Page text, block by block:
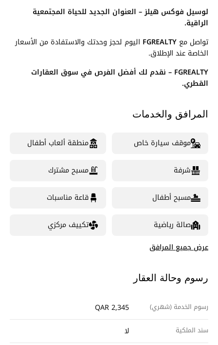
لوسيل فوكس هيلز – العنوان الجديد للحياة المجتمعية
الراقية.
تواصل مع FGREALTY اليوم لحجز وحدتك والاستفادة من الأسعار
الخاصة عند الإطلاق.
FGREALTY – نقدم لك أفضل الفرص في سوق العقارات
القطري.
المرافق والخدمات
موقف سيارة خاص منطقة ألعاب أطفال
شرفة مسبح مشترك
مسبح أطفال قاعة مناسبات
صالة رياضية
تكييف مركزي
عرض جميع المرافق
رسوم وحالة العقار
رسوم الخدمة (شهري) QAR 2,345
سند الملكية لا